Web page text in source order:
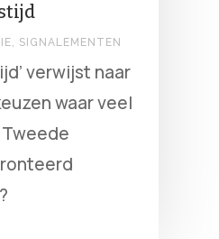
, SIGNALEMENTEN
verwijst naar
waar veel